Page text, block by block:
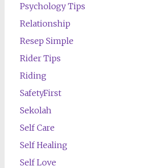
Psychology Tips
Relationship
Resep Simple
Rider Tips
Riding
SafetyFirst
Sekolah
Self Care
Self Healing
Self Love